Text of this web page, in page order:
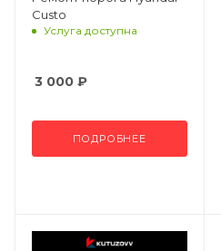
Custo
Услуга доступна
3 000 ₽
ПОДРОБНЕЕ